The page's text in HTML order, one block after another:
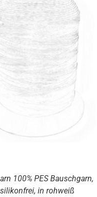
100% PES Bauschgarn,
silikonfrei, in rohweiß
DIESES
PRODUKT
MEHRERE
VARIANTEN
AUF.
KÖNNEN
AUF